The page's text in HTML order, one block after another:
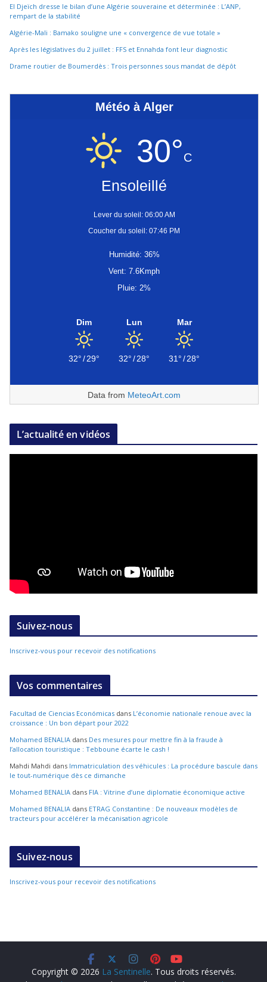
El Djeïch dresse le bilan d’une Algérie souveraine et déterminée : L’ANP,
rempart de la stabilité
Algérie-Mali : Bamako souligne une « convergence de vue totale »
Après les législatives du 2 juillet : FFS et Ennahda font leur diagnostic
Drame routier de Boumerdès : Trois personnes sous mandat de dépôt
Météo à Alger
30°C
Ensoleillé
Lever du soleil: 06:00 AM
Coucher du soleil: 07:46 PM
Humidité: 36%
Vent: 7.6Kmph
Pluie: 2%
Dim
32°/29°
Lun
32°/28°
Mar
31°/28°
Data from MeteoArt.com
L’actualité en vidéos
Suivez-nous
Inscrivez-vous pour recevoir des notifications
Vos commentaires
Facultad de Ciencias Económicas dans L’économie nationale renoue avec la
croissance : Un bon départ pour 2022
Mohamed BENALIA dans Des mesures pour mettre fin à la fraude à
l’allocation touristique : Tebboune écarte le cash !
Mahdi Mahdi dans Immatriculation des véhicules : La procédure bascule dans
le tout-numérique dès ce dimanche
Mohamed BENALIA dans FIA : Vitrine d’une diplomatie économique active
Mohamed BENALIA dans ETRAG Constantine : De nouveaux modèles de
tracteurs pour accélérer la mécanisation agricole
Suivez-nous
Inscrivez-vous pour recevoir des notifications
Copyright © 2026 La Sentinelle. Tous droits réservés.